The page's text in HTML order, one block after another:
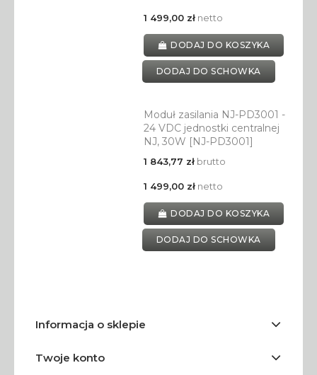
1 499,00 złnetto
DODAJ DO KOSZYKA
DODAJ DO SCHOWKA
Moduł zasilania NJ-PD3001 -
24 VDC jednostki centralnej
NJ, 30W [NJ-PD3001]
1 843,77 złbrutto
1 499,00 złnetto
DODAJ DO KOSZYKA
DODAJ DO SCHOWKA
Informacja o sklepie
Twoje konto